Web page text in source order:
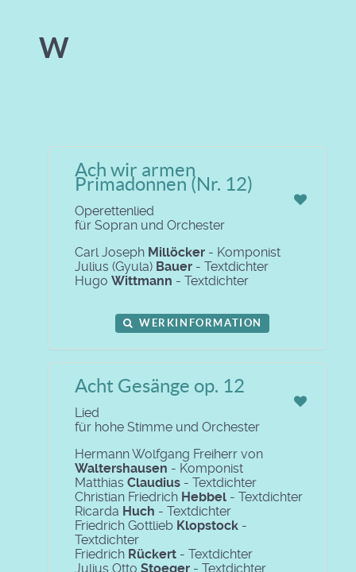
W
Ach wir armen
Primadonnen (Nr. 12)
Operettenlied
für Sopran und Orchester
Carl Joseph Millöcker - Komponist
Julius (Gyula) Bauer - Textdichter
Hugo Wittmann - Textdichter
WERKINFORMATION
Acht Gesänge op. 12
Lied
für hohe Stimme und Orchester
Hermann Wolfgang Freiherr von
Waltershausen - Komponist
Matthias Claudius - Textdichter
Christian Friedrich Hebbel - Textdichter
Ricarda Huch - Textdichter
Friedrich Gottlieb Klopstock -
Textdichter
Friedrich Rückert - Textdichter
Julius Otto Stoeger - Textdichter